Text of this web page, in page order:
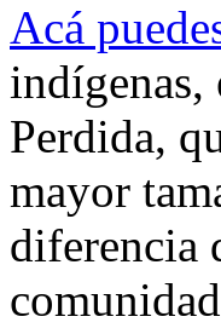
Acá
indígenas,
Perdida,
mayor
diferencia